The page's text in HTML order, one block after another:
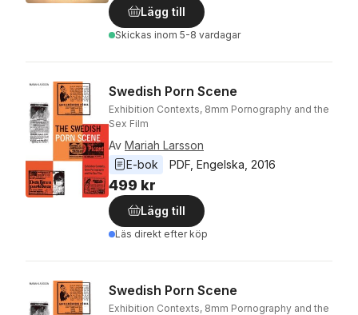
Lägg till
Skickas inom 5-8 vardagar
Swedish Porn Scene
Exhibition Contexts, 8mm Pornography and the
Sex Film
Av Mariah Larsson
E-bok
PDF Engelska 2016
499 kr
Lägg till
Läs direkt efter köp
Swedish Porn Scene
Exhibition Contexts, 8mm Pornography and the